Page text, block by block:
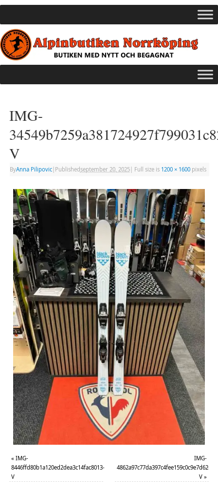
IMG-
V
ByAnna Pilipovic| Publishedseptember 20, 2025| Full size is 1200 × 1600pixels
« IMG-
8446ffd80b1a120ed2dea3c14fac8013-
V
IMG-
4862a97c77da397c4fee159c0c9e7d62-
V »